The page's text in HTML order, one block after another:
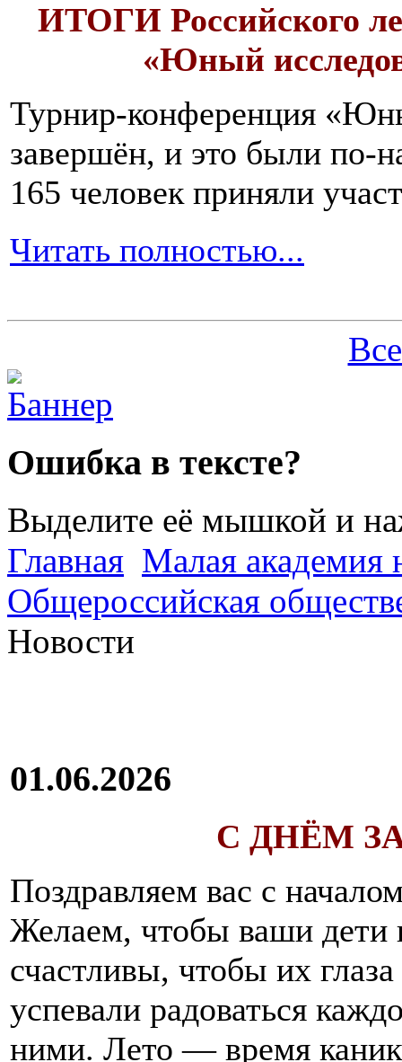
ИТОГИ Российского
«Юный
Турнир-конференция
завершён, и это были по-
165 человек приняли
Читать полностью...
Ошибка в тексте?
Выделите её мышкой и
Главная Малая академия
Общероссийская
Новости
01.06.2026
С ДНЁМ
Поздравляем вас с
Желаем, чтобы ваши дети
счастливы, чтобы их
успевали радоваться
ними. Лето — время